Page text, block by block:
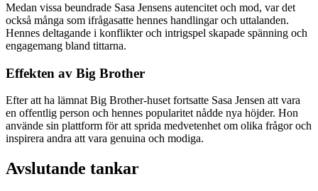
Medan vissa beundrade Sasa Jensens autencitet och mod, var det
också många som ifrågasatte hennes handlingar och uttalanden.
Hennes deltagande i konflikter och intrigspel skapade spänning och
engagemang bland tittarna.
Effekten av Big Brother
Efter att ha lämnat Big Brother-huset fortsatte Sasa Jensen att vara
en offentlig person och hennes popularitet nådde nya höjder. Hon
använde sin plattform för att sprida medvetenhet om olika frågor och
inspirera andra att vara genuina och modiga.
Avslutande tankar